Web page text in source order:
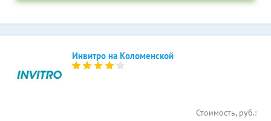
Инвитро на Коломенской
Стоимость, руб.: